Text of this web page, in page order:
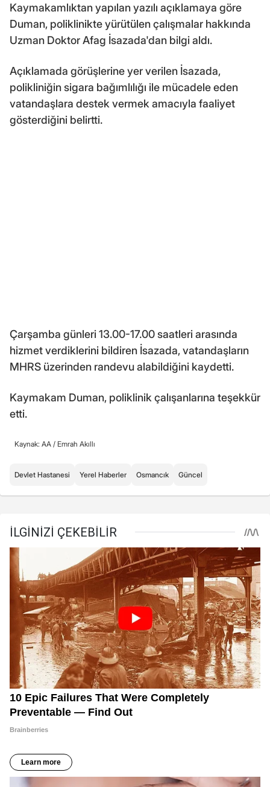
Kaymakamlıktan yapılan yazılı açıklamaya göre
Duman, poliklinikte yürütülen çalışmalar hakkında
Uzman Doktor Afag İsazada'dan bilgi aldı.
Açıklamada görüşlerine yer verilen İsazada,
polikliniğin sigara bağımlılığı ile mücadele eden
vatandaşlara destek vermek amacıyla faaliyet
gösterdiğini belirtti.
Çarşamba günleri 13.00-17.00 saatleri arasında
hizmet verdiklerini bildiren İsazada, vatandaşların
MHRS üzerinden randevu alabildiğini kaydetti.
Kaymakam Duman, poliklinik çalışanlarına teşekkür
etti.
Kaynak: AA / Emrah Akıllı
Devlet Hastanesi Yerel Haberler Osmancık Güncel